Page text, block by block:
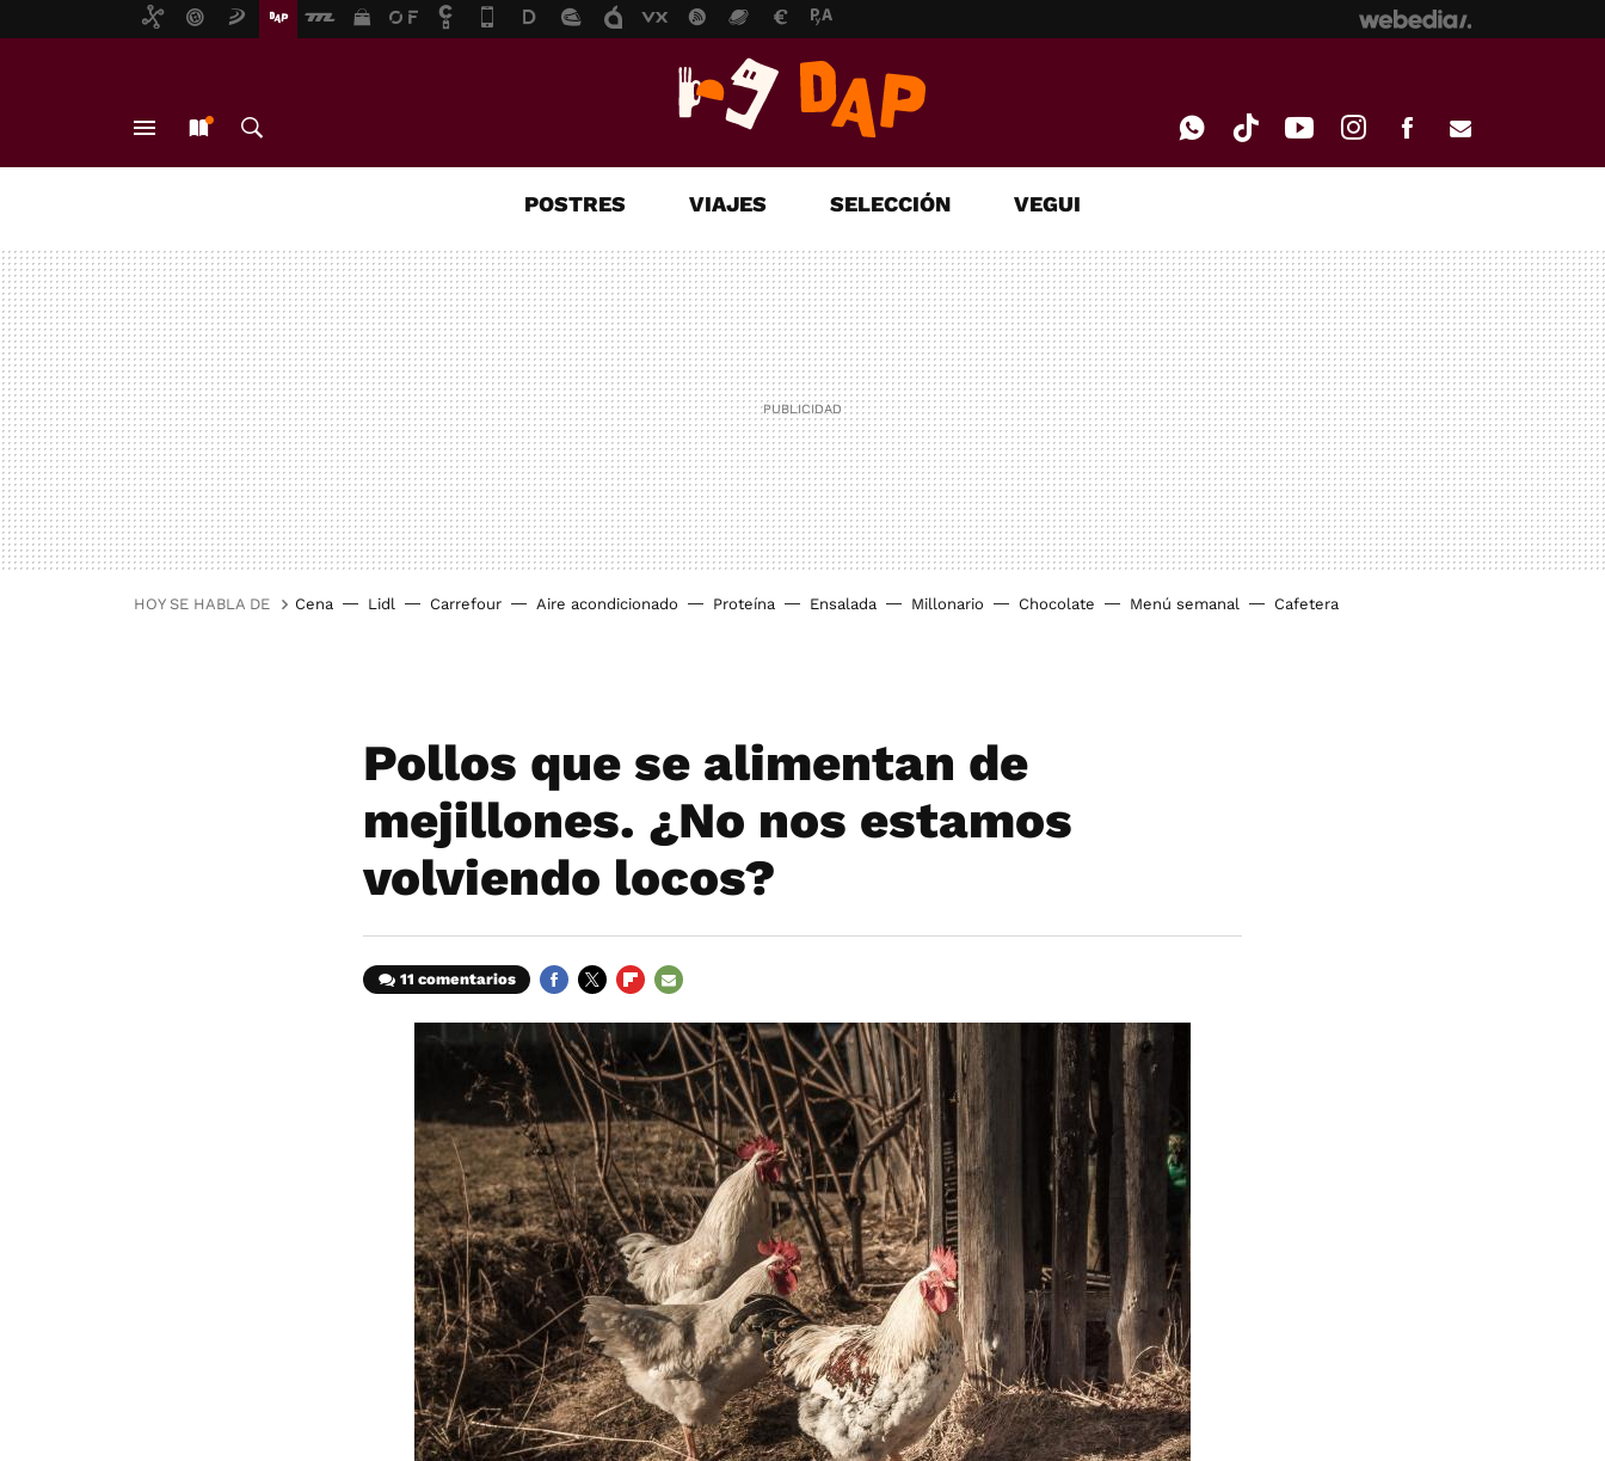
MAIL
POSTRES VIAJES SELECCIÓN VEGUI
HOY SE HABLA DE Cena Lidl Carrefour Aire acondicionado Proteína Ensalada Millonario Chocolate Menú semanal Cafetera
Pollos que se alimentan de
mejillones. ¿No nos estamos
volviendo locos?
11 comentarios
MAIL